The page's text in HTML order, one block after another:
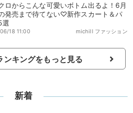
ロからこんな可愛いボトム出るよ！6月
発売まで待てない♡新作スカート＆パ
選
michill ファッション
18 11:00
ンキングをもっと見る
新着